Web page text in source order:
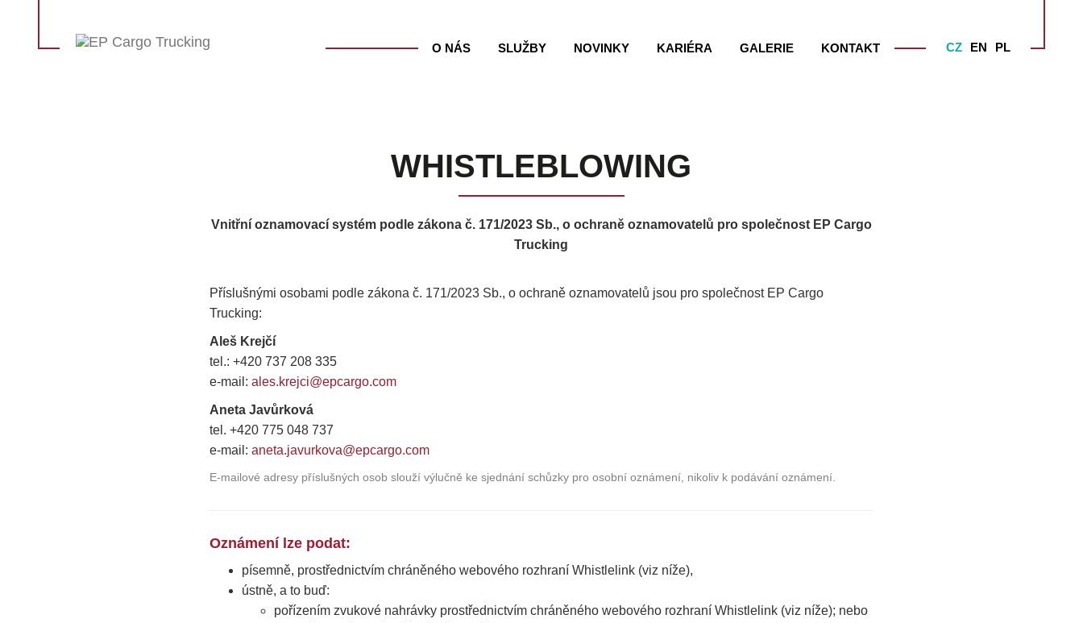
CZ EN PL
O NÁS SLUŽBY NOVINKY KARIÉRA GALERIE KONTAKT
WHISTLEBLOWING
Vnitřní oznamovací systém podle zákona č. 171/2023 Sb., o ochraně oznamovatelů pro společnost EP Cargo
Trucking
Příslušnými osobami podle zákona č. 171/2023 Sb., o ochraně oznamovatelů jsou pro společnost EP Cargo
Trucking:
Aleš Krejčí
tel.: +420 737 208 335
e-mail:ales.krejci@epcargo.com
Aneta Javůrková
tel. +420 775 048 737
e-mail:aneta.javurkova@epcargo.com
E-mailové adresy příslušných osob slouží výlučně ke sjednání schůzky pro osobní oznámení, nikoliv k podávání oznámení.
Oznámení lze podat:
písemně, prostřednictvím chráněného webového rozhraní Whistlelink (viz níže),
ústně, a to buď:
pořízením zvukové nahrávky prostřednictvím chráněného webového rozhraní Whistlelink (viz níže); nebo